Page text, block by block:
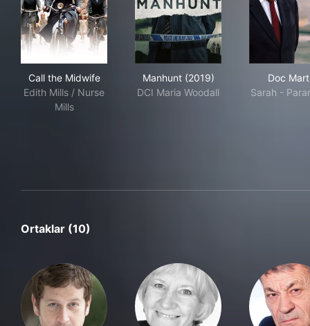
Call the Midwife
Edith Mills / Nurse
Mills
Manhunt (2019)
DCI Maria Woodall
Doc
Sarah -
Ortaklar (10)